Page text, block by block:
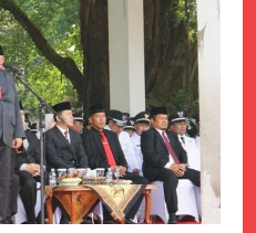
ADE SEBUT
PENYELENGGARAAN
SANGAT BAIK
Juli 22, 2024
Terungkap Dalang
Pemasok BHP Alkes ke
Puskesmas-
Puskesmas se-
kabupaten Sukabumi
selama 7 Tahun.
Juli 22, 2024
Warga Tersenyum
Bahagia Saat Satgas
Yonif 310/KK Bagikan
Puluhan Pakaian
Juli 22, 2024
Diduga Kadinkes Kab.
Sukabumi terlibat